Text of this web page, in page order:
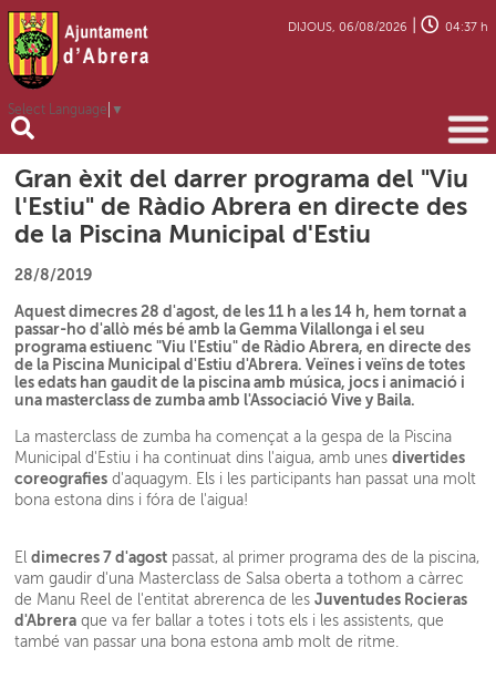
Select Language ▼
DIJOUS, 06/08/2026 04:37 h
Gran èxit del darrer programa del "Viu
l'Estiu" de Ràdio Abrera en directe des
de la Piscina Municipal d'Estiu
28/8/2019
Aquest dimecres 28 d'agost, de les 11 h a les 14 h, hem tornat a
passar-ho d'allò més bé amb la Gemma Vilallonga i el seu
programa estiuenc "Viu l'Estiu" de Ràdio Abrera, en directe des
de la Piscina Municipal d'Estiu d'Abrera. Veïnes i veïns de totes
les edats han gaudit de la piscina amb música, jocs i animació i
una masterclass de zumba amb l'Associació Vive y Baila.
La masterclass de zumba ha començat a la gespa de la Piscina
Municipal d'Estiu i ha continuat dins l'aigua, amb unesdivertides
coreografies d'aquagym. Els i les participants han passat una molt
bona estona dins i fóra de l'aigua!
Eldimecres 7 d'agost passat, al primer programa des de la piscina,
vam gaudir d'una Masterclass de Salsa oberta a tothom a càrrec
de Manu Reel de l'entitat abrerenca de lesJuventudes Rocieras
d'Abrera que va fer ballar a totes i tots els i les assistents, que
també van passar una bona estona amb molt de ritme.